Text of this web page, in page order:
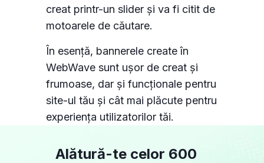
creat printr-un slider și va fi citit de
motoarele de căutare.
În esență, bannerele create în
WebWave sunt ușor de creat și
frumoase, dar și funcționale pentru
site-ul tău și cât mai plăcute pentru
experiența utilizatorilor tăi.
Alătură-te celor 600